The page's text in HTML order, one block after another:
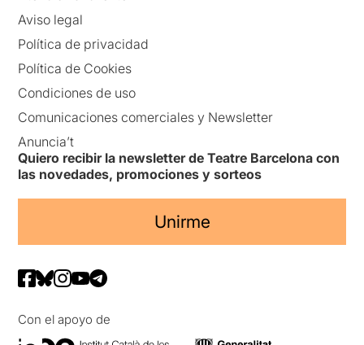
Aviso legal
Política de privacidad
Política de Cookies
Condiciones de uso
Comunicaciones comerciales y Newsletter
Anuncia’t
Quiero recibir la newsletter de Teatre Barcelona con
las novedades, promociones y sorteos
Unirme
Con el apoyo de